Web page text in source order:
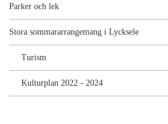
Parker och lek
Stora sommararrangemang i Lycksele
Turism
Kulturplan 2022 - 2024